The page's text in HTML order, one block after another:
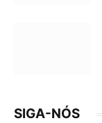
SIGA-NÓS